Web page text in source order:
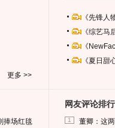
更多 >>
《先锋
《综艺
《
《夏日
捧场红毯
网友评论排行
1 董卿：这